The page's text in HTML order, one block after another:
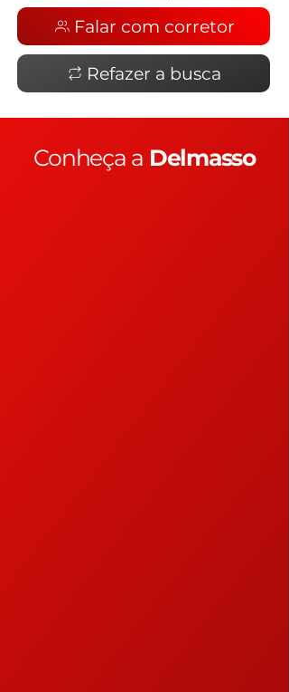
Falar com corretor
Refazer a busca
Conheça a Delmasso